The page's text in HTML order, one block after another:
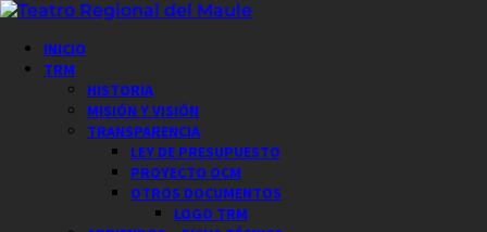
Saltar
contenido
Menú
principal
INICIO
TRM
HISTORIA
MISIÓN Y VISIÓN
TRANSPARENCIA
LEY DE PRESUPUESTO
PROYECTO OCM
OTROS DOCUMENTOS
LOGO TRM